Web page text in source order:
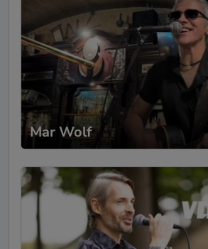
»♡-liches Dankeschön«
wunderschöne Erinnerung
Familie, vor allem für meine
Freunde geschaffen. Jeder
war begeistert von deinem
welcher Leidenschaft du den
gestaltet hast. Du hast den
unvergesslich werden
danken wir dir von ganzem
den kompletten Zeitraum
schafftest es, dass es ein
Abend wurde. Ich kann die
»Lars Tjorven« nur
bereits jetzt, freuen wir uns
Wiedersehen! Dankeschön,
Mar Wolf